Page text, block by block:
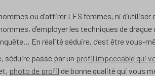
ou d’attirer LES femmes, ni
d’employer les techniques de
En réalité séduire, c’est être vous-
séduire passe par un profil impeccable qui
photo de profil de bonne qualité qui vous